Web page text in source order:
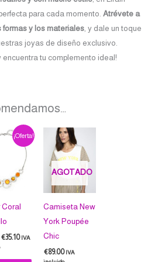
para cada momento. Atrévete a
formas y los materiales , y dale un toque
joyas de diseño exclusivo.
encuentra tu complemento ideal!
¡Oferta!
El
precio
€39.00.
€35.10
El
precio
actual
es:
€35.10.
IVA
AGOTADO
Camiseta New
York Poupée
Chic
€89.00 IVA
Este
producto
tiene
múltiples
variantes.
Las
opciones
se
pueden